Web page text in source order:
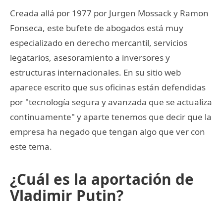
Creada allá por 1977 por Jurgen Mossack y Ramon
Fonseca, este bufete de abogados está muy
especializado en derecho mercantil, servicios
legatarios, asesoramiento a inversores y
estructuras internacionales. En su sitio web
aparece escrito que sus oficinas están defendidas
por "tecnología segura y avanzada que se actualiza
continuamente" y aparte tenemos que decir que la
empresa ha negado que tengan algo que ver con
este tema.
¿Cuál es la aportación de
Vladimir Putin?